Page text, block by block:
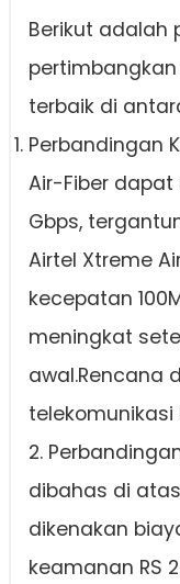
Berikut adalah
terbaik di
Perbandingan
Air-Fiber dapat
Gbps,
Airtel Xtreme
kecepatan
meningkat
awal.Rencana
telekomunikasi
2.
dibahas di
dikenakan
keamanan RS